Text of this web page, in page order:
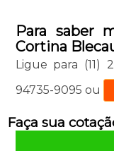
Para saber
Cortina
Ligue para (11)
94735-9095 ou
Faça sua